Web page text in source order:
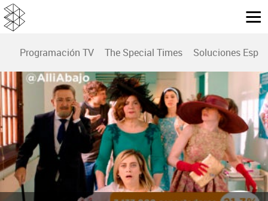
Programación TV The Special Times Soluciones